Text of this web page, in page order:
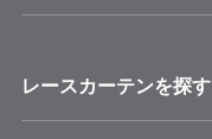
レースカーテンを探す